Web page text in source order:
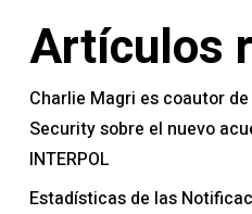
Artículos
Charlie Magri es coautor
Security sobre el nuevo
INTERPOL
Estadísticas de las